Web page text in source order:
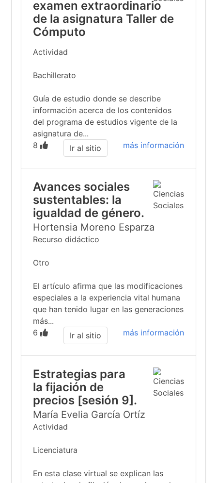
examen extraordinario
de la asignatura Taller de
Cómputo
Actividad
Bachillerato
Guía de estudio donde se describe
información acerca de los contenidos
del programa de estudios vigente de la
asignatura de...
8
más información
Ir al sitio
Avances sociales
sustentables: la
igualdad de género.
Hortensia Moreno Esparza
Recurso didáctico
Otro
El artículo afirma que las modificaciones
especiales a la experiencia vital humana
que han tenido lugar en las generaciones
más...
6
más información
Ir al sitio
Estrategias para
la fijación de
precios [sesión 9].
María Evelia García Ortíz
Actividad
Licenciatura
En esta clase virtual se explican las